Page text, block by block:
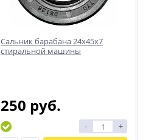
Сальник барабана 24x45x7
стиральной машины
250 руб.
- +